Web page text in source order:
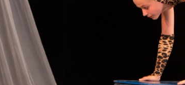
Участники фестиваля:
Образцовый эстрадно-цирковой коллектив
Протягайловка, г. Бендеры , руководитель
Народный цирковой клоунский коллектив
досуговый центр «Шелковик» г.Бендеры,
культуры Приднестровской Молдавской
Олег Степанович Райлян;